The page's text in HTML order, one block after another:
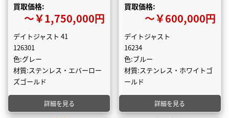
買取価格:
〜￥1,750,000円
デイトジャスト 41
126301
色:グレー
材質:ステンレス・エバーロー
ズゴールド
詳細を見る
買取価格:
〜￥600,000円
デイトジャスト
16234
色:ブルー
材質:ステンレス・ホワイトゴ
ールド
詳細を見る